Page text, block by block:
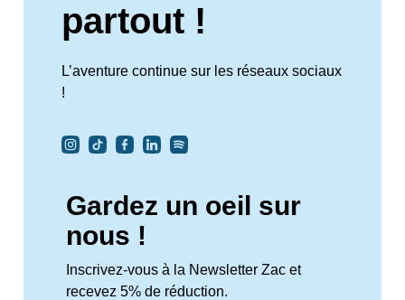
partout !
L’aventure continue sur les réseaux sociaux
!
Gardez un oeil sur
nous !
Inscrivez-vous à la Newsletter Zac et
recevez 5% de réduction.